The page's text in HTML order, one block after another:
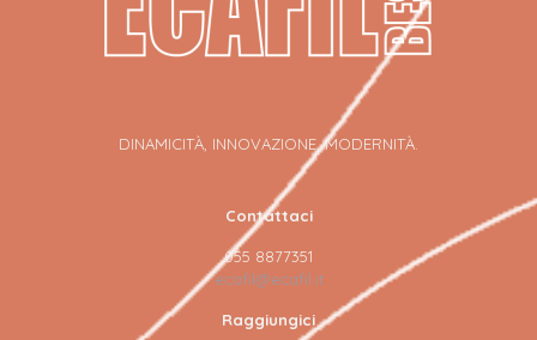
DINAMICITÀ, INNOVAZIONE, MODERNITÀ.
Contattaci
055 8877351
ecafil@ecafil.it
Raggiungici